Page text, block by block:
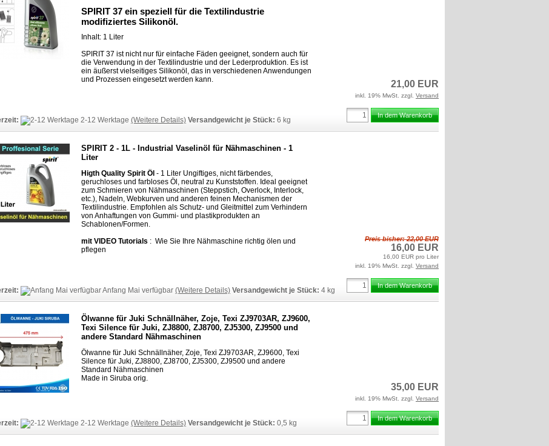
SPIRIT 37 ein speziell für die Textilindustrie
modifiziertes Silikonöl.
Inhalt: 1 Liter
SPIRIT 37 ist nicht nur für einfache Fäden geeignet, sondern auch für
die Verwendung in der Textilindustrie und der Lederproduktion. Es ist
ein äußerst vielseitiges Silikonöl, das in verschiedenen Anwendungen
und Prozessen eingesetzt werden kann.
21,00 EUR
inkl. 19% MwSt. zzgl. Versand
2-12 Werktage (Weitere Details) Versandgewicht je Stück: 6 kg
In dem Warenkorb
SPIRIT 2 - 1L - Industrial Vaselinöl für Nähmaschinen - 1
Liter
Higth Quality Spirit Öl - 1 Liter Ungiftiges, nicht färbendes,
geruchloses und farbloses Öl, neutral zu Kunststoffen. Ideal geeignet
zum Schmieren von Nähmaschinen (Steppstich, Overlock, Interlock,
etc.), Nadeln, Webkurven und anderen feinen Mechanismen der
Textilindustrie. Empfohlen als Schutz- und Gleitmittel zum Verhindern
von Anhaftungen von Gummi- und plastikprodukten an
Schablonen/Formen.
mit VIDEO Tutorials : Wie Sie Ihre Nähmaschine richtig ölen und
pflegen
Preis bisher: 22,00 EUR
16,00 EUR
16,00 EUR pro Liter
inkl. 19% MwSt. zzgl. Versand
Anfang Mai verfügbar (Weitere Details) Versandgewicht je Stück: 4 kg
In dem Warenkorb
Ölwanne für Juki Schnällnäher, Zoje, Texi ZJ9703AR, ZJ9600,
Texi Silence für Juki, ZJ8800, ZJ8700, ZJ5300, ZJ9500 und
andere Standard Nähmaschinen
Ölwanne für Juki Schnällnäher, Zoje, Texi ZJ9703AR, ZJ9600, Texi
Silence für Juki, ZJ8800, ZJ8700, ZJ5300, ZJ9500 und andere
Standard Nähmaschinen
Made in Siruba orig.
35,00 EUR
inkl. 19% MwSt. zzgl. Versand
2-12 Werktage (Weitere Details) Versandgewicht je Stück: 0,5 kg
In dem Warenkorb